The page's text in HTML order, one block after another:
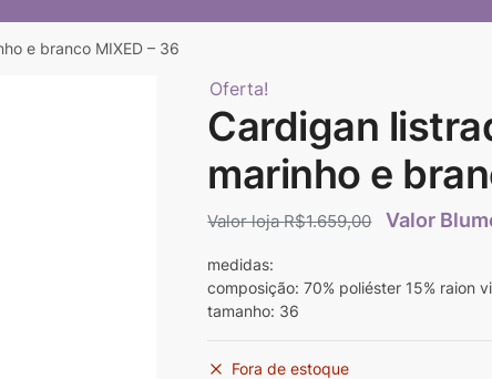
e branco MIXED – 36
Oferta!
Cardigan
marinho e
R$1.659,00
medidas:
composição: 70% poliéster 15% raion
tamanho: 36
Fora de estoque